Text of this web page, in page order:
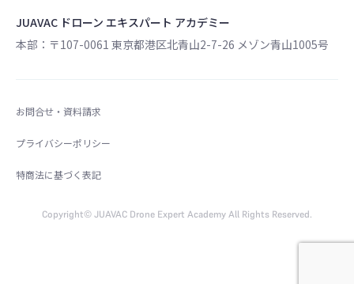
JUAVAC ドローン エキスパート アカデミー
本部：〒107-0061 東京都港区北青山2-7-26 メゾン青山1005号
お問合せ・資料請求
プライバシーポリシー
特商法に基づく表記
Copyright© JUAVAC Drone Expert Academy All Rights Reserved.